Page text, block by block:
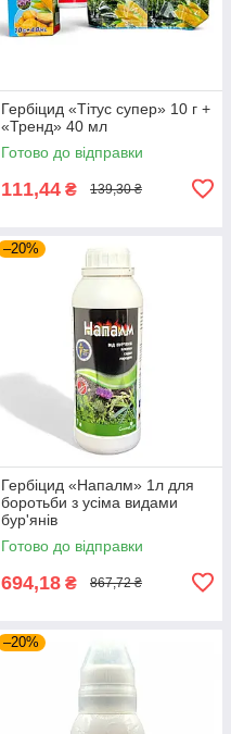
Гербіцид «Тітус супер» 10 г +
«Тренд» 40 мл
Готово до відправки
111,44 ₴ 139,30 ₴
–20%
Гербіцид «Напалм» 1л для
боротьби з усіма видами
бур'янів
Готово до відправки
694,18 ₴ 867,72 ₴
–20%